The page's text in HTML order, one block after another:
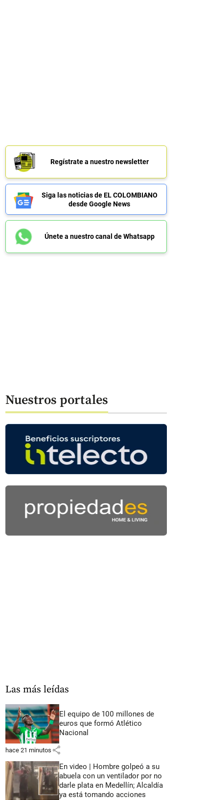
Regístrate a nuestro newsletter
Siga las noticias de EL COLOMBIANO
desde Google News
Únete a nuestro canal de Whatsapp
Nuestros portales
Las más leídas
El equipo de 100 millones de
euros que formó Atlético
Nacional
hace 21 minutos share
En video | Hombre golpeó a su
abuela con un ventilador por no
darle plata en Medellín; Alcaldía
ya está tomando acciones